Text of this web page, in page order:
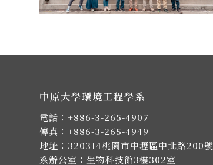
中原大學環境工程學系
電話： +886-3-265-4907
傳真：+886-3-265-4949
地址： 320314桃園市中壢區中北路200號
系辦公室：生物科技館3樓302室